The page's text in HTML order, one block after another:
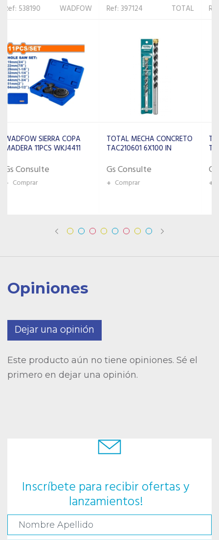
Ref: 397124 TOTAL
TOTAL MECHA CONCRETO
TAC210601 6X100 IN
Gs Consulte
+ Comprar
Ref: 381413 TOTAL
TOTAL MECHA MA
Gs Consulte
+ Comprar
Opiniones
Dejar una opinión
Este producto aún no tiene opiniones. Sé el
primero en dejar una opinión.
Inscríbete para recibir ofertas y
lanzamientos!